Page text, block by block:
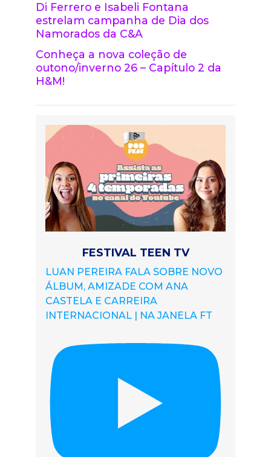
Di Ferrero e Isabeli Fontana
estrelam campanha de Dia dos
Namorados da C&A
Conheça a nova coleção de
outono/inverno 26 – Capítulo 2 da
H&M!
FESTIVAL TEEN TV
LUAN PEREIRA FALA SOBRE NOVO
ÁLBUM, AMIZADE COM ANA
CASTELA E CARREIRA
INTERNACIONAL | NA JANELA FT